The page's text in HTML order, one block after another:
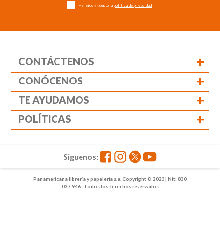
He leído y acepto la política de privacidad
CONTÁCTENOS +
CONÓCENOS +
TE AYUDAMOS +
POLÍTICAS +
Panamericana librería y papelería s.a. Copyright © 2023 | Nit: 830
037 946 | Todos los derechos reservados
Siguenos: